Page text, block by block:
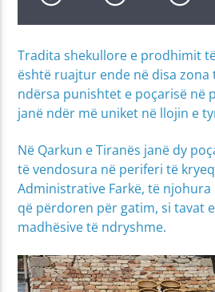
Tradita shekullore e prodhimit
është ruajtur ende në disa zona
ndërsa punishtet e poçarisë në
janë ndër më uniket në llojin e
Në Qarkun e Tiranës janë dy
të vendosura në periferi të
Administrative Farkë, të
që përdoren për gatim, si tavat
madhësive të ndryshme.